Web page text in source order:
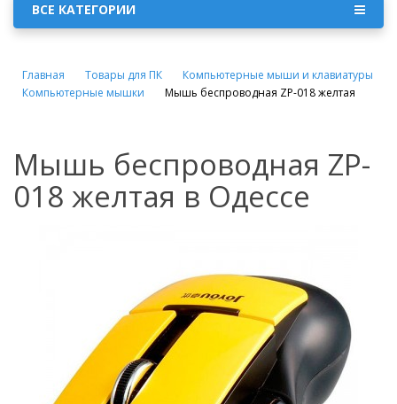
ВСЕ КАТЕГОРИИ
Главная Товары для ПК
Компьютерные мыши и клавиатуры
Компьютерные мышки
Мышь беспроводная ZP-018 желтая
Мышь беспроводная ZP-
018 желтая в Одессе